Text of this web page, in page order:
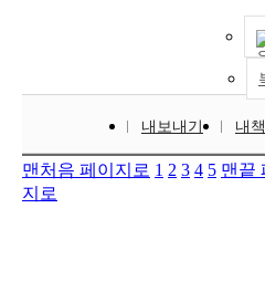
내보내기 내
맨처음 페이지로 1 2 3 4 5 맨끝
지로